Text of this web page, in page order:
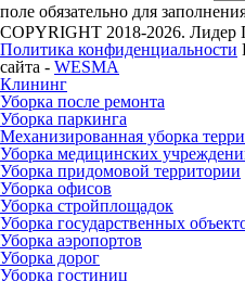
поле обязательно для
COPYRIGHT 2018-2026. Лидер
Политика конфиденциальности
сайта - WESMA
Клининг
Уборка после ремонта
Уборка паркинга
Механизированная уборка
Уборка медицинских
Уборка придомовой территории
Уборка офисов
Уборка стройплощадок
Уборка государственных
Уборка аэропортов
Уборка дорог
Уборка гостиниц